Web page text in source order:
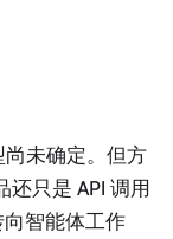
未确定。但方
还只是 API 调用
智能体工作